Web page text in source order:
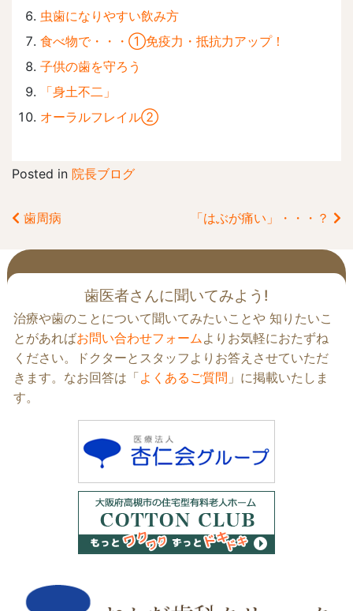
虫歯になりやすい飲み方
食べ物で・・・①免疫力・抵抗力アップ！
子供の歯を守ろう
「身土不二」
オーラルフレイル②
Posted in 院長ブログ
事
へ
の
リ
ン
歯周病 「はぶが痛い」・・・？
歯医者さんに聞いてみよう!
治療や歯のことについて聞いてみたいことや 知りたいこ
とがあればお問い合わせフォームよりお気軽におたずね
ください。ドクターとスタッフよりお答えさせていただ
きます。なお回答は「よくあるご質問 」に掲載いたしま
す。